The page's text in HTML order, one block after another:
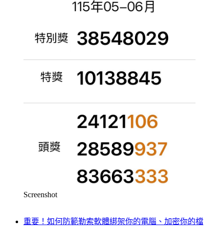
Screenshot
重要！如何防範勒索軟體綁架你的電腦、加密你的檔